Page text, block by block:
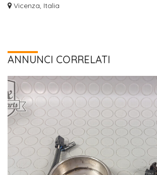
Vicenza, Italia
ANNUNCI CORRELATI